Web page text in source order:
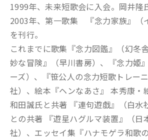
1999年、未来短歌会に入会。岡井隆
2003年、第一歌集 『念力家族』（
を刊行。
これまでに歌集『念力図鑑』（幻冬
妙な冒険』（早川書房）、『念力姫
ーズ）、『笹公人の念力短歌トレー
社）、絵本『ヘンなあさ』 本秀康・
和田誠氏と共著 『連句遊戯』（白水
との共著 『遊星ハグルマ装置』（日
社）、エッセイ集『ハナモゲラ和歌